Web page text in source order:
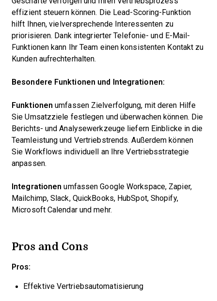
effizient steuern können. Die Lead-Scoring-Funktion
hilft Ihnen, vielversprechende Interessenten zu
priorisieren. Dank integrierter Telefonie- und E-Mail-
Funktionen kann Ihr Team einen konsistenten Kontakt zu
Kunden aufrechterhalten.
Besondere Funktionen und Integrationen:
Funktionen umfassen Zielverfolgung, mit deren Hilfe
Sie Umsatzziele festlegen und überwachen können. Die
Berichts- und Analysewerkzeuge liefern Einblicke in die
Teamleistung und Vertriebstrends. Außerdem können
Sie Workflows individuell an Ihre Vertriebsstrategie
anpassen.
Integrationen umfassen Google Workspace, Zapier,
Mailchimp, Slack, QuickBooks, HubSpot, Shopify,
Microsoft Calendar und mehr.
Pros and Cons
Pros:
Effektive Vertriebsautomatisierung